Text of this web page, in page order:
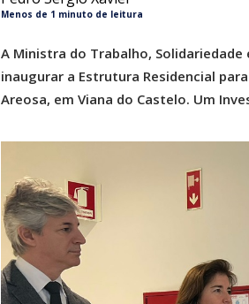
Menos de 1 minuto de leitura
A Ministra do Trabalho, Solidariedade
inaugurar a Estrutura Residencial
Areosa, em Viana do Castelo. Um